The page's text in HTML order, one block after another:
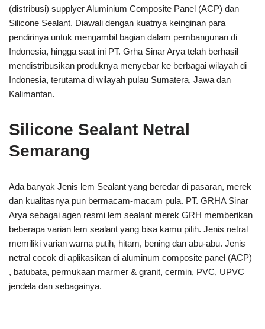
(distribusi) supplyer Aluminium Composite Panel (ACP) dan
Silicone Sealant. Diawali dengan kuatnya keinginan para
pendirinya untuk mengambil bagian dalam pembangunan di
Indonesia, hingga saat ini PT. Grha Sinar Arya telah berhasil
mendistribusikan produknya menyebar ke berbagai wilayah di
Indonesia, terutama di wilayah pulau Sumatera, Jawa dan
Kalimantan.
Silicone Sealant Netral
Semarang
Ada banyak Jenis lem Sealant yang beredar di pasaran, merek
dan kualitasnya pun bermacam-macam pula. PT. GRHA Sinar
Arya sebagai agen resmi lem sealant merek GRH memberikan
beberapa varian lem sealant yang bisa kamu pilih. Jenis netral
memiliki varian warna putih, hitam, bening dan abu-abu. Jenis
netral cocok di aplikasikan di aluminum composite panel (ACP)
, batubata, permukaan marmer & granit, cermin, PVC, UPVC
jendela dan sebagainya.